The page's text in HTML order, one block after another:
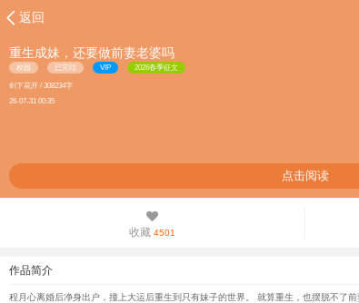
返回
重生成妹，还要做前妻老婆吗
校园 已完结 VIP 2026春季征文
剑下花开 / 308234字
26-07-31 00:35
点击阅读
收藏 4501
作品简介
程月心离婚后净身出户，撞上大运后重生到只有妹子的世界。 就算重生，也摆脱不了